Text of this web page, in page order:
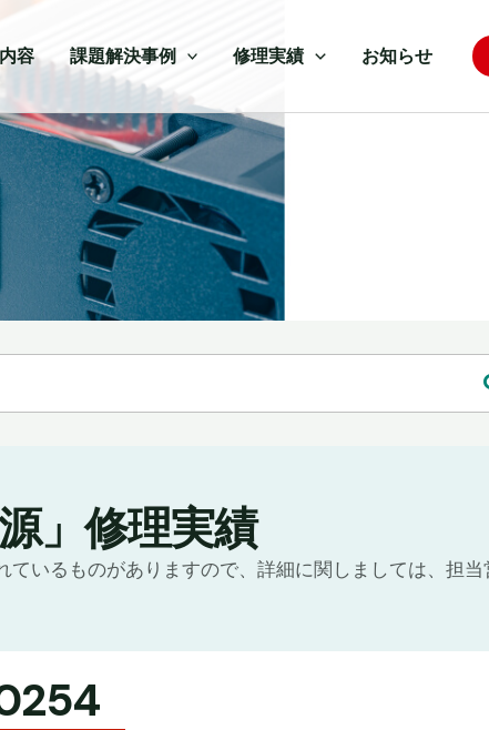
容 課題解決事例 修理実績 お知らせ
」修理実績
いるものがありますので、詳細に関しましては、担当